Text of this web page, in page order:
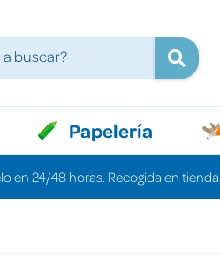
Papelería
en 24/48 horas. Recogida en